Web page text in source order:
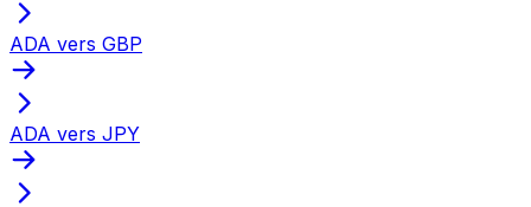
ADA vers GBP
ADA vers JPY